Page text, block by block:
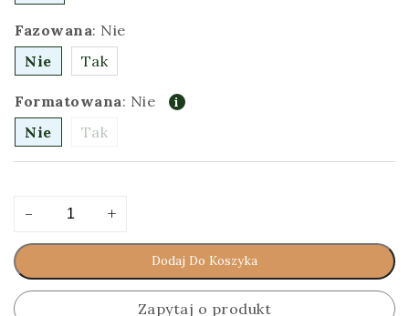
Fazowana: Nie
Nie
Tak
Formatowana: Nie
Nie
Tak
-
Kantówka
4,5x4,5x500
[cm]
Heblowana
+
Dodaj Do Koszyka
Alternative:
Zapytaj o produkt